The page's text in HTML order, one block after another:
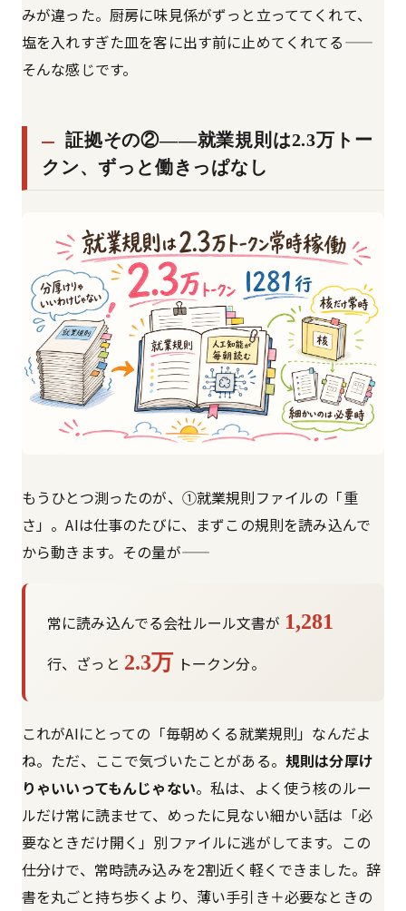
みが違った。厨房に味見係がずっと立っててくれて、
塩を入れすぎた皿を客に出す前に止めてくれてる——
そんな感じです。
証拠その②——就業規則は2.3万トー
クン、ずっと働きっぱなし
もうひとつ測ったのが、①就業規則ファイルの「重
さ」。AIは仕事のたびに、まずこの規則を読み込んで
から動きます。その量が——
常に読み込んでる会社ルール文書が 1,281
行、ざっと 2.3万 トークン分。
これがAIにとっての「毎朝めくる就業規則」なんだよ
ね。ただ、ここで気づいたことがある。 規則は分厚け
りゃいいってもんじゃない。私は、よく使う核のルー
ルだけ常に読ませて、めったに見ない細かい話は「必
要なときだけ開く」別ファイルに逃がしてます。この
仕分けで、常時読み込みを2割近く軽くできました。辞
書を丸ごと持ち歩くより、薄い手引き＋必要なときの